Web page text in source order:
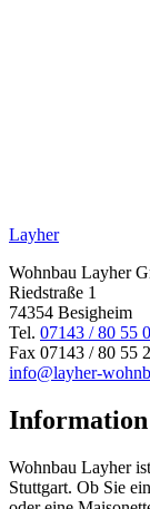
Layher
Wohnbau Layher
Riedstraße 1
74354 Besigheim
Tel. 07143 / 80 55 0
Fax 07143 / 80 55
info@layher-
Information
Wohnbau Layher
Stuttgart. Ob Sie